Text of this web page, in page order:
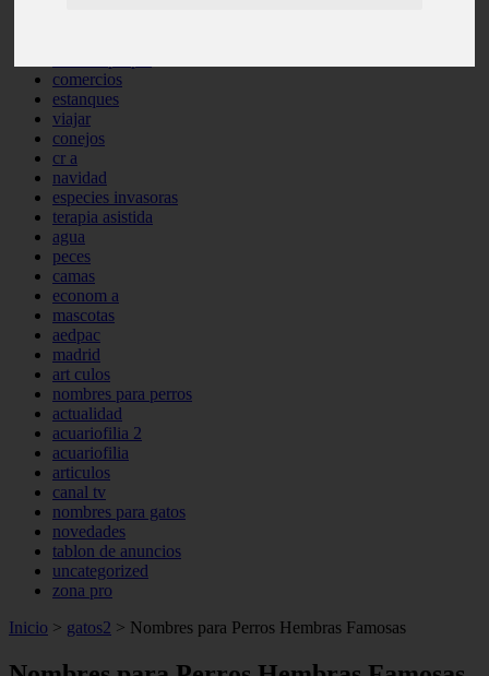
comercios
estanques
viajar
conejos
cr a
navidad
especies invasoras
terapia asistida
agua
peces
camas
econom a
mascotas
aedpac
madrid
art culos
nombres para perros
actualidad
acuariofilia 2
acuariofilia
articulos
canal tv
nombres para gatos
novedades
tablon de anuncios
uncategorized
zona pro
Inicio > gatos2 > Nombres para Perros Hembras Famosas